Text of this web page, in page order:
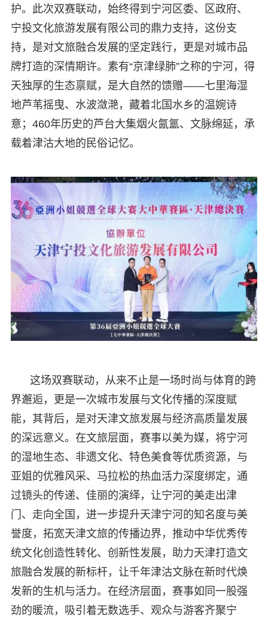
护。此次双赛联动，始终得到宁河区委、区政府、
宁投文化旅游发展有限公司的鼎力支持，这份支
持，是对文旅融合发展的坚定践行，更是对城市品
牌打造的深情期许。素有“京津绿肺”之称的宁河，得
天独厚的生态禀赋，是大自然的馈赠——七里海湿
地芦苇摇曳、水波潋滟，藏着北国水乡的温婉诗
意；460年历史的芦台大集烟火氤氲、文脉绵延，承
载着津沽大地的民俗记忆。
这场双赛联动，从来不止是一场时尚与体育的跨
界邂逅，更是一次城市发展与文化传播的深度赋
能，其背后，是对天津文旅发展与经济高质量发展
的深远意义。在文旅层面，赛事以美为媒，将宁河
的湿地生态、非遗文化、特色美食等优质资源，与
亚姐的优雅风采、马拉松的热血活力深度绑定，通
过镜头的传递、佳丽的演绎，让宁河的美走出津
门、走向全国，进一步提升天津宁河的知名度与美
誉度，拓宽天津文旅的传播边界，推动中华优秀传
统文化创造性转化、创新性发展，助力天津打造文
旅融合发展的新标杆，让千年津沽文脉在新时代焕
发新的生机与活力。在经济层面，赛事如同一股强
劲的暖流，吸引着无数选手、观众与游客齐聚宁